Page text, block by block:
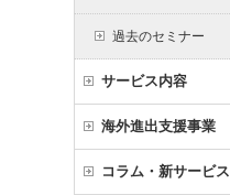
過去のセミナー
サービス内容
海外進出支援事業
コラム・新サービス